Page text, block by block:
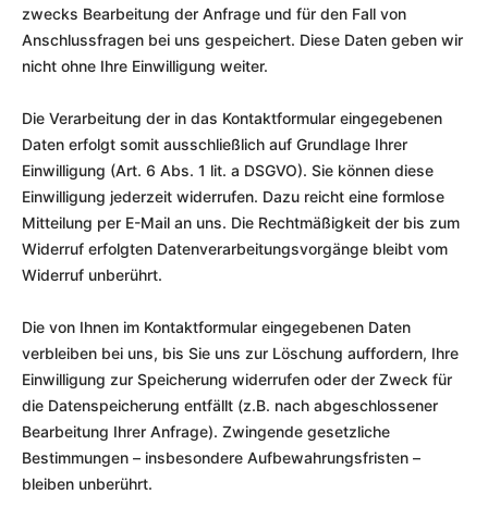
zwecks Bearbeitung der Anfrage und für den Fall von
Anschlussfragen bei uns gespeichert. Diese Daten geben wir
nicht ohne Ihre Einwilligung weiter.
Die Verarbeitung der in das Kontaktformular eingegebenen
Daten erfolgt somit ausschließlich auf Grundlage Ihrer
Einwilligung (Art. 6 Abs. 1 lit. a DSGVO). Sie können diese
Einwilligung jederzeit widerrufen. Dazu reicht eine formlose
Mitteilung per E-Mail an uns. Die Rechtmäßigkeit der bis zum
Widerruf erfolgten Datenverarbeitungsvorgänge bleibt vom
Widerruf unberührt.
Die von Ihnen im Kontaktformular eingegebenen Daten
verbleiben bei uns, bis Sie uns zur Löschung auffordern, Ihre
Einwilligung zur Speicherung widerrufen oder der Zweck für
die Datenspeicherung entfällt (z.B. nach abgeschlossener
Bearbeitung Ihrer Anfrage). Zwingende gesetzliche
Bestimmungen – insbesondere Aufbewahrungsfristen –
bleiben unberührt.